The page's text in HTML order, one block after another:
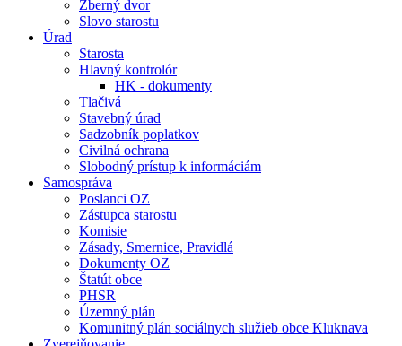
Zberný dvor
Slovo starostu
Úrad
Starosta
Hlavný kontrolór
HK - dokumenty
Tlačivá
Stavebný úrad
Sadzobník poplatkov
Civilná ochrana
Slobodný prístup k informáciám
Samospráva
Poslanci OZ
Zástupca starostu
Komisie
Zásady, Smernice, Pravidlá
Dokumenty OZ
Štatút obce
PHSR
Územný plán
Komunitný plán sociálnych služieb obce Kluknava